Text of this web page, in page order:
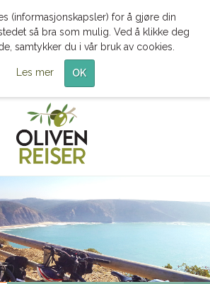
(informasjonskapsler) for å gjøre din
så bra som mulig. Ved å klikke deg
samtykker du i vår bruk av cookies.
Les mer OK